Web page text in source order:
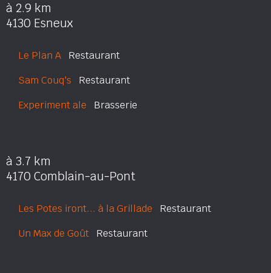
à 2.9 km
4130 Esneux
Le Plan A Restaurant
Sam Couq's Restaurant
Experiment ale Brasserie
à 3.7 km
4170 Comblain-au-Pont
Les Potes iront... à la Grillade Restaurant
Un Max de Goût Restaurant